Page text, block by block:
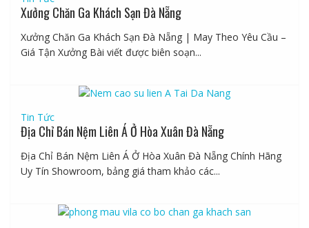
Xưởng Chăn Ga Khách Sạn Đà Nẵng
Xưởng Chăn Ga Khách Sạn Đà Nẵng | May Theo Yêu Cầu –
Giá Tận Xưởng Bài viết được biên soạn...
Tin Tức
Địa Chỉ Bán Nệm Liên Á Ở Hòa Xuân Đà Nẵng
Địa Chỉ Bán Nệm Liên Á Ở Hòa Xuân Đà Nẵng Chính Hãng
Uy Tín Showroom, bảng giá tham khảo các...